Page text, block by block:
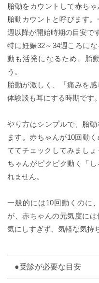
胎動をカウントして赤ち
胎動カウントと呼びます
週以降が開始時期の目安です
特に妊娠32～34週ころに
動も活発になるため、胎
う。
胎動が激しく、「痛みを
体験談も耳にする時期です。
やり方はシンプルで、胎
ます。赤ちゃんが10回動
ててチェックしてみまし
ちゃんがピクピク動く「
れません。
一般的には10回動くのに
が、赤ちゃんの元気度に
気にしすぎず、気軽な気持
●受診が必要な目安